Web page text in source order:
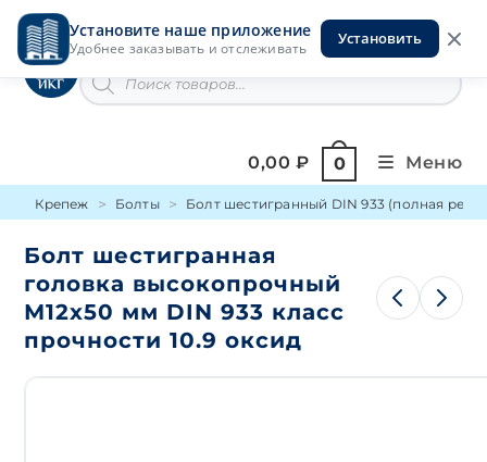
Установите наше приложение
Удобнее заказывать и отслеживать
Установить
Перейти
содержимомуИнструменты на Горской
товаров
0,00₽ 0 Меню
Крепеж Болты Болт шестигранный DIN 933 (полная
Болт шестигранная
головка высокопрочный
М12х50 мм DIN 933 класс
прочности 10.9 оксид